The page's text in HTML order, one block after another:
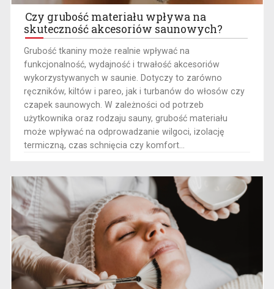
Czy grubość materiału wpływa na
skuteczność akcesoriów saunowych?
Grubość tkaniny może realnie wpływać na
funkcjonalność, wydajność i trwałość akcesoriów
wykorzystywanych w saunie. Dotyczy to zarówno
ręczników, kiltów i pareo, jak i turbanów do włosów czy
czapek saunowych. W zależności od potrzeb
użytkownika oraz rodzaju sauny, grubość materiału
może wpływać na odprowadzanie wilgoci, izolację
termiczną, czas schnięcia czy komfort...